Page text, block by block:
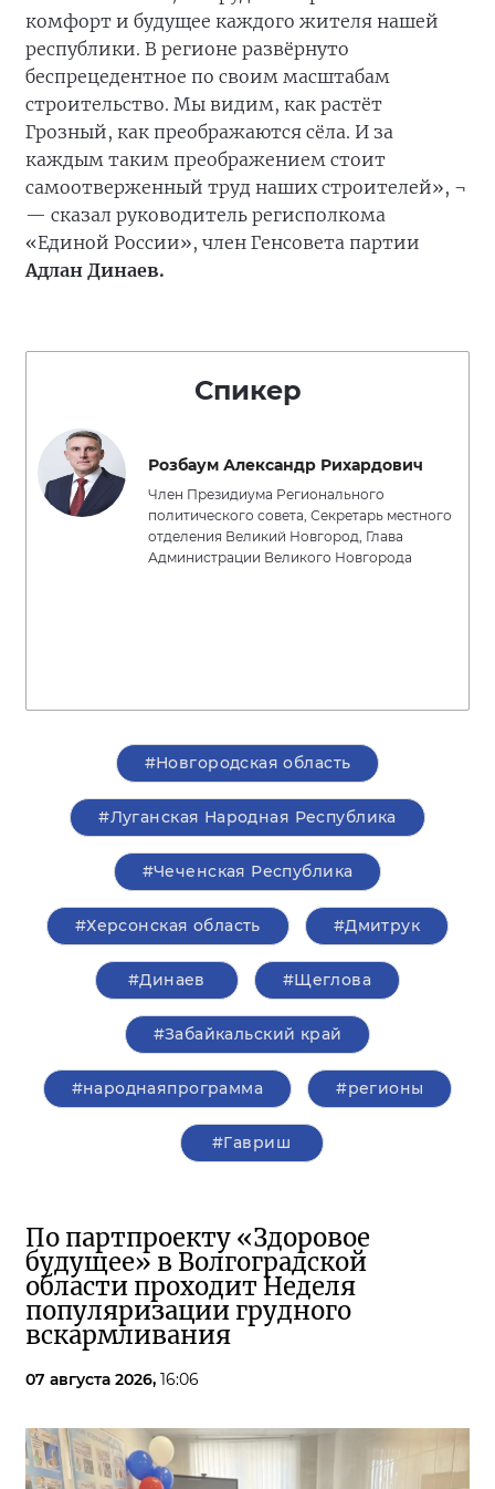
комфорт и будущее каждого жителя нашей
республики. В регионе развёрнуто
беспрецедентное по своим масштабам
строительство. Мы видим, как растёт
Грозный, как преображаются сёла. И за
каждым таким преображением стоит
самоотверженный труд наших строителей», ¬
— сказал руководитель регисполкома
«Единой России», член Генсовета партии
Адлан Динаев.
Спикер
Розбаум Александр Рихардович
Член Президиума Регионального
политического совета, Секретарь местного
отделения Великий Новгород, Глава
Администрации Великого Новгорода
#Новгородская область
#Луганская Народная Республика
#Чеченская Республика
#Херсонская область #Дмитрук
#Динаев #Щеглова
#Забайкальский край
#народнаяпрограмма #регионы
#Гавриш
По партпроекту «Здоровое
будущее» в Волгоградской
области проходит Неделя
популяризации грудного
вскармливания
07 августа 2026, 16:06